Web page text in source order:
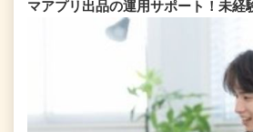
マアプリ出品の運用サポート！未経